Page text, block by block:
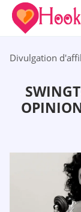
Divulgation